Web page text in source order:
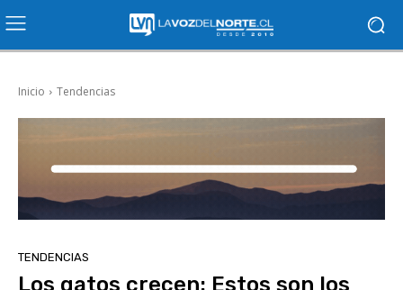
Inicio Tendencias
TENDENCIAS
Los gatos crecen: Estos son los